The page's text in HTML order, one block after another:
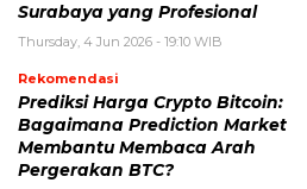
Surabaya yang Profesional
Thursday, 4 Jun 2026 - 19:10 WIB
Rekomendasi
Prediksi Harga Crypto Bitcoin:
Bagaimana Prediction Market
Membantu Membaca Arah
Pergerakan BTC?